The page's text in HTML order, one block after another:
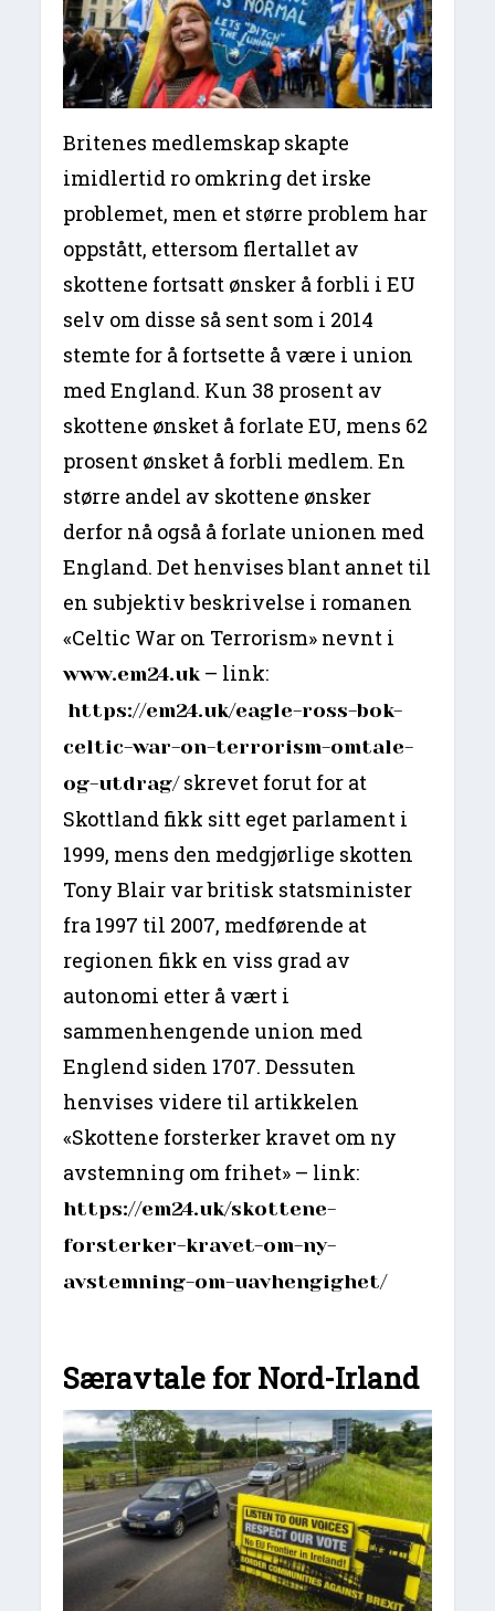
Britenes medlemskap skapte
imidlertid ro omkring det irske
problemet, men et større problem har
oppstått, ettersom flertallet av
skottene fortsatt ønsker å forbli i EU
selv om disse så sent som i 2014
stemte for å fortsette å være i union
med England. Kun 38 prosent av
skottene ønsket å forlate EU, mens 62
prosent ønsket å forbli medlem. En
større andel av skottene ønsker
derfor nå også å forlate unionen med
England. Det henvises blant annet til
en subjektiv beskrivelse i romanen
«Celtic War on Terrorism» nevnt i
www.em24.uk– link:
https://em24.uk/eagle-ross-bok-
celtic-war-on-terrorism-omtale-
og-utdrag/skrevet forut for at
Skottland fikk sitt eget parlament i
1999, mens den medgjørlige skotten
Tony Blair var britisk statsminister
fra 1997 til 2007, medførende at
regionen fikk en viss grad av
autonomi etter å vært i
sammenhengende union med
Englend siden 1707. Dessuten
henvises videre til artikkelen
«Skottene forsterker kravet om ny
avstemning om frihet» – link:
https://em24.uk/skottene-
forsterker-kravet-om-ny-
avstemning-om-uavhengighet/
Særavtale for Nord-Irland